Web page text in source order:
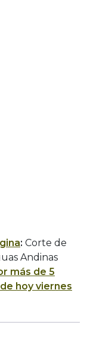
: Corte de
Andinas
más de 5
hoy viernes